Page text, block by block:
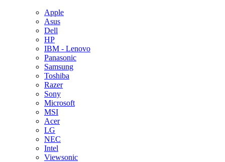
Apple
Asus
Dell
HP
IBM - Lenovo
Panasonic
Samsung
Toshiba
Razer
Sony
Microsoft
MSI
Acer
LG
NEC
Intel
Viewsonic